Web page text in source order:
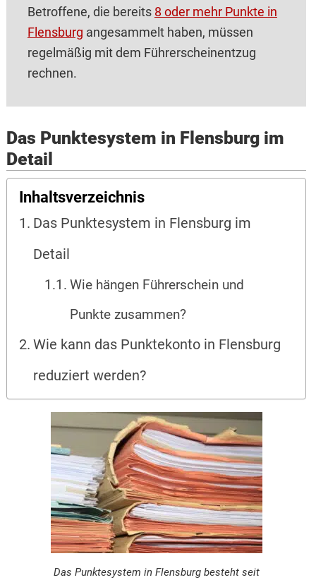
Betroffene, die bereits 8 oder mehr Punkte in
Flensburg angesammelt haben, müssen
regelmäßig mit dem Führerscheinentzug
rechnen.
Das Punktesystem in Flensburg im
Detail
Inhaltsverzeichnis
Das Punktesystem in Flensburg im
Detail
Wie hängen Führerschein und
Punkte zusammen?
Wie kann das Punktekonto in Flensburg
reduziert werden?
Das Punktesystem in Flensburg besteht seit